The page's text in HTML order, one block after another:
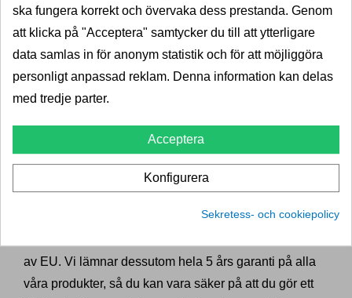
manövrering. Det är inte konstigt att den har blivit en
populär modell bland företagare, hantverkare och
privatpersoner. Med en dragkrok kan du utnyttja bilens
potential fullt ut, och du kan vara säker på att
transportera dina varor på ett smidigt och tryggt sätt.
Dragkrokexperten med ett
brett utbud av dragkrokar till
Renault Kangoo
Vi på Dragkrokexperten har ett brett utbud av
av EU. Vi lämnar dessutom hela 5 års garanti på alla
våra produkter, så du kan vara säker på att du gör ett
ska fungera korrekt och övervaka dess prestanda. Genom
att klicka på "Acceptera" samtycker du till att ytterligare
data samlas in för anonym statistik och för att möjliggöra
personligt anpassad reklam. Denna information kan delas
med tredje parter.
Acceptera
Konfigurera
Sekretess- och cookiepolicy